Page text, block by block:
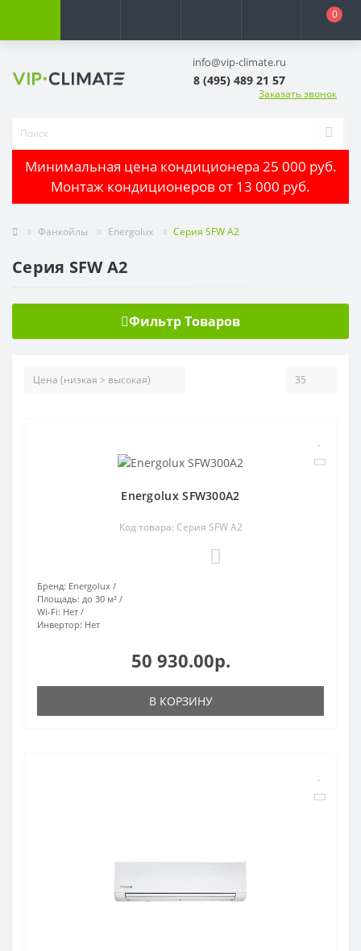
0
info@vip-climate.ru
8 (495) 489 21 57
Заказать звонок
Минимальная цена кондиционера 25 000 руб.
Монтаж кондиционеров от 13 000 руб.
Фанкойлы Energolux Cерия SFW А2
Cерия SFW А2
Фильтр Товаров
Energolux SFW300A2
Код товара: Cерия SFW А2
Бренд: Energolux
Площадь: до 30 м²
Wi-Fi: Нет
Инвертор: Нет
50 930.00р.
В КОРЗИНУ